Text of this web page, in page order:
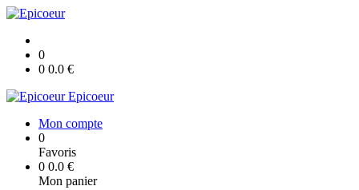
0
0 0.0 €
Epicoeur
Mon compte
0
Favoris
0 0.0 €
Mon panier